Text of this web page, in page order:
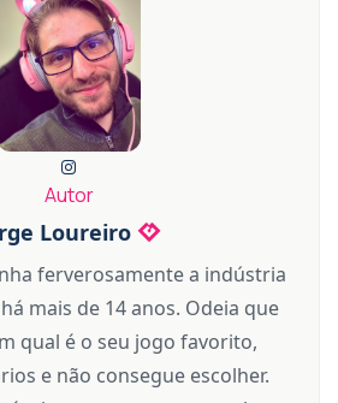
Autor
Loureiro
ferverosamente a indústria
mais de 14 anos. Odeia que
qual é o seu jogo favorito,
e não consegue escolher.